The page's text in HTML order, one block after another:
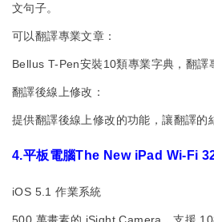
文句子。
可以翻譯專業文章：
Bellus T-Pen安裝10類專業字典，翻譯
翻譯後線上修改：
提供翻譯後線上修改的功能，讓翻譯的
4.平板電腦The New iPad Wi-Fi
iOS 5.1 作業系統